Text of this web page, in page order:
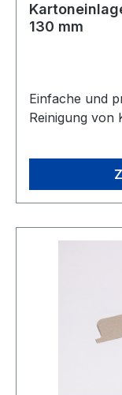
130 mm
Einfache und
Reinigung von